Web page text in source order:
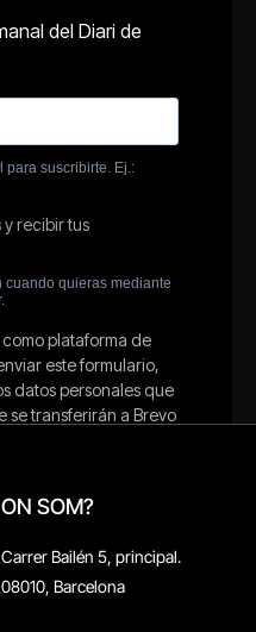
ON SOM?
Carrer Bailén 5, principal.
08010, Barcelona